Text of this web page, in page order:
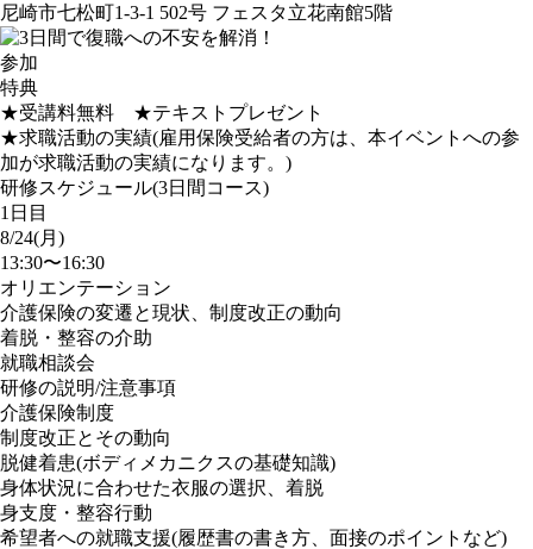
尼崎市七松町1-3-1 502号 フェスタ立花南館5階
参加
特典
★受講料無料 ★テキストプレゼント
★求職活動の実績(雇用保険受給者の方は、本イベントへの参
加が求職活動の実績になります。)
研修スケジュール(3日間コース)
1日目
8/24(月)
13:30〜16:30
オリエンテーション
介護保険の変遷と現状、制度改正の動向
着脱・整容の介助
就職相談会
研修の説明/注意事項
介護保険制度
制度改正とその動向
脱健着患(ボディメカニクスの基礎知識)
身体状況に合わせた衣服の選択、着脱
身支度・整容行動
希望者への就職支援(履歴書の書き方、面接のポイントなど)